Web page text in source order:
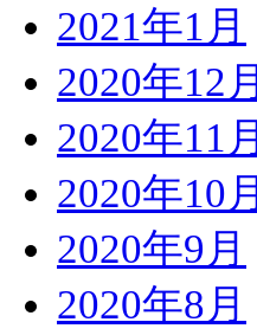
2021年1月
2020年12月
2020年11月
2020年10月
2020年9月
2020年8月